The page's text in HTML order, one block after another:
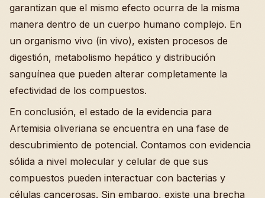
garantizan que el mismo efecto ocurra de la misma
manera dentro de un cuerpo humano complejo. En
un organismo vivo (in vivo), existen procesos de
digestión, metabolismo hepático y distribución
sanguínea que pueden alterar completamente la
efectividad de los compuestos.
En conclusión, el estado de la evidencia para
Artemisia oliveriana se encuentra en una fase de
descubrimiento de potencial. Contamos con evidencia
sólida a nivel molecular y celular de que sus
compuestos pueden interactuar con bacterias y
células cancerosas. Sin embargo, existe una brecha